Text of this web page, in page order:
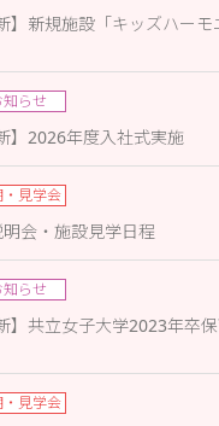
】新規施設「キッズハーモ
知らせ
】2026年度入社式実施
・見学会
明会・施設見学日程
知らせ
】共立女子大学2023年卒
・見学会